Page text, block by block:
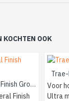
KOCHTEN OOK
Trae-Lyx Mineral Finish Grondlak
Finish
Voor
Ultra